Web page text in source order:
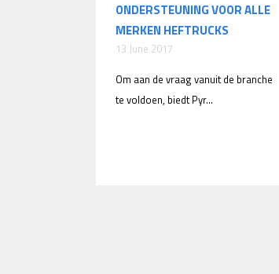
ONDERSTEUNING VOOR ALLE
MERKEN HEFTRUCKS
13 June 2017
Om aan de vraag vanuit de branche
te voldoen, biedt Pyr...